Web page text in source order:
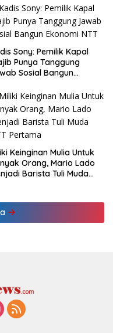
Sony: Pemilik Kapal
Punya Tanggung
Sosial Bangun
Keinginan Mulia Untuk
Orang, Mario Lado
Barista Tuli Muda